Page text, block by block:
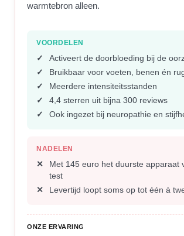
warmtebron alleen.
VOORDELEN
Activeert de doorbloeding bij de
Bruikbaar voor voeten, benen én
Meerdere intensiteitsstanden
4,4 sterren uit bijna 300 reviews
Ook ingezet bij neuropathie en
NADELEN
Met 145 euro het duurste apparaat
test
Levertijd loopt soms op tot één à
ONZE ERVARING